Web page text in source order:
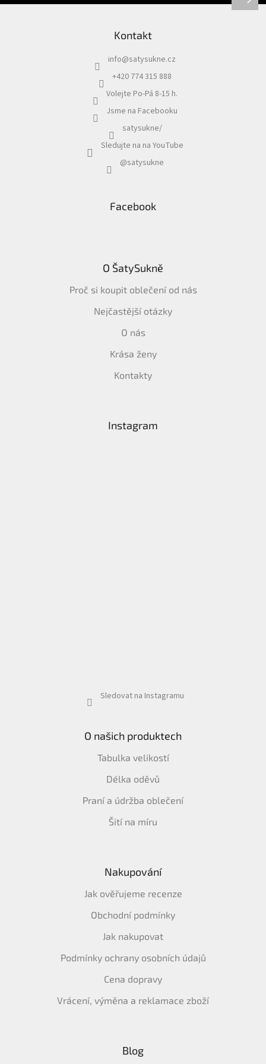
Kontakt
info@satysukne.cz
+420 774 315 888
Volejte Po-Pá 8-15 h.
Jsme na Facebooku
satysukne/
Sledujte na na YouTube
@satysukne
Facebook
O ŠatySukně
Proč si koupit oblečení od nás
Nejčastější otázky
O nás
Krása ženy
Kontakty
Instagram
Sledovat na Instagramu
O našich produktech
Tabulka velikostí
Délka oděvů
Praní a údržba oblečení
Šití na míru
Nakupování
Jak ověřujeme recenze
Obchodní podmínky
Jak nakupovat
Podmínky ochrany osobních údajů
Cena dopravy
Vrácení, výměna a reklamace zboží
Blog